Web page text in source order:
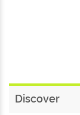
Discover